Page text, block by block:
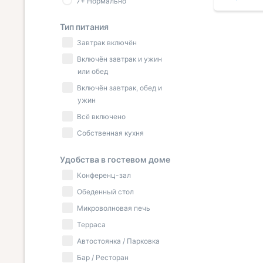
идеальном состоянии. Кухня есть,
состоянии. По стоимости
приемлемо.
но
Тип питания
Завтрак включён
Включён завтрак и ужин
или обед
Включён завтрак, обед и
ужин
Всё включено
Собственная кухня
Удобства в гостевом доме
Конференц-зал
Обеденный стол
Микроволновая печь
Терраса
Автостоянка / Парковка
Бар / Ресторан